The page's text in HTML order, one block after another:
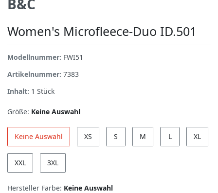
Women's Microfleece-Duo ID.501
Modellnummer: FWI51
Artikelnummer: 7383
Inhalt: 1 Stück
Größe: Keine Auswahl
Keine Auswahl XS S M L XL
XXL 3XL
Hersteller Farbe: Keine Auswahl